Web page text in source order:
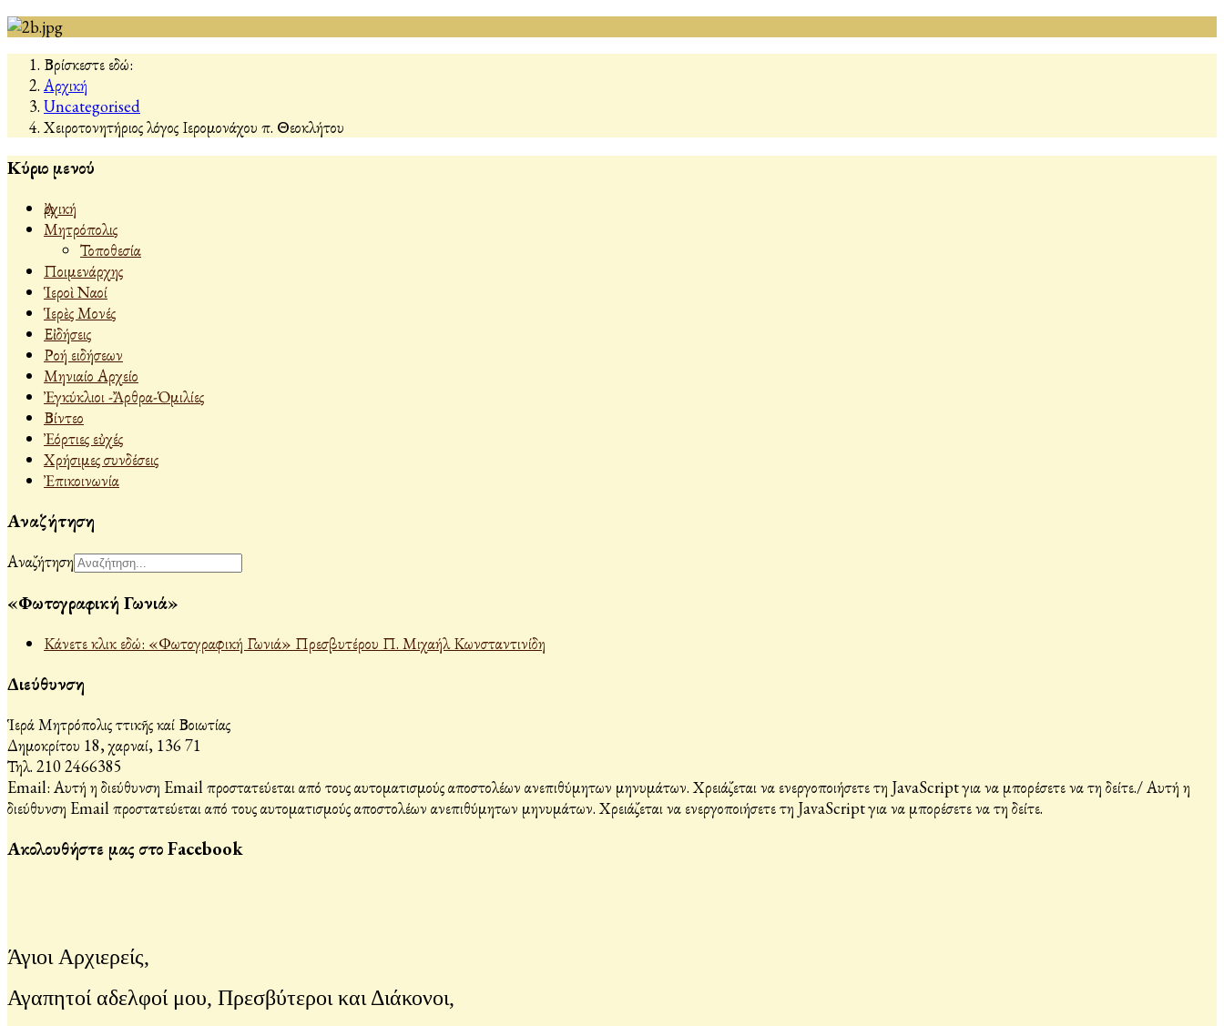
Βρίσκεστε εδώ:
Αρχική
Uncategorised
Χειροτονητήριος λόγος Ιερομονάχου π. Θεοκλήτου
Κύριο μενού
Ἀρχική
Μητρόπολις
Τοποθεσία
Ποιμενάρχης
Ἱεροὶ Ναοί
Ἱερὲς Μονές
Εἰδήσεις
Ροή ειδήσεων
Μηνιαίο Αρχείο
Ἐγκύκλιοι -Ἄρθρα-Ὁμιλίες
Βίντεο
Ἐόρτιες εὐχές
Χρήσιμες συνδέσεις
Ἐπικοινωνία
Αναζήτηση
Αναζήτηση
«Φωτογραφική Γωνιά»
Κάνετε κλικ εδώ: «Φωτογραφική Γωνιά» Πρεσβυτέρου Π. Μιχαήλ Κωνσταντινίδη
Διεύθυνση
Ἱερά Μητρόπολις Ἀττικῆς καί Βοιωτίας
Δημοκρίτου 18, Ἀχαρναί, 136 71
Τηλ. 210 2466385
Email: Αυτή η διεύθυνση Email προστατεύεται από τους αυτοματισμούς αποστολέων ανεπιθύμητων μηνυμάτων. Χρειάζεται να ενεργοποιήσετε τη JavaScript για να μπορέσετε να τη δείτε./Αυτή η
διεύθυνση Email προστατεύεται από τους αυτοματισμούς αποστολέων ανεπιθύμητων μηνυμάτων. Χρειάζεται να ενεργοποιήσετε τη JavaScript για να μπορέσετε να τη δείτε.
Ακολουθήστε μας στο Facebook
Άγιοι Αρχιερείς,
Αγαπητοί αδελφοί μου, Πρεσβύτεροι και Διάκονοι,